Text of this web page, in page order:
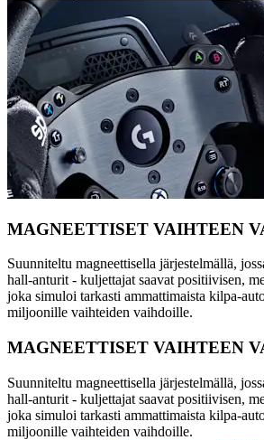
MAGNEETTISET VAIHTEEN
Suunniteltu magneettisella järjestelmällä,
hall-anturit - kuljettajat saavat positiivisen,
joka simuloi tarkasti ammattimaista kilpa-
miljoonille vaihteiden vaihdoille.
MAGNEETTISET VAIHTEEN
Suunniteltu magneettisella järjestelmällä,
hall-anturit - kuljettajat saavat positiivisen,
joka simuloi tarkasti ammattimaista kilpa-
miljoonille vaihteiden vaihdoille.